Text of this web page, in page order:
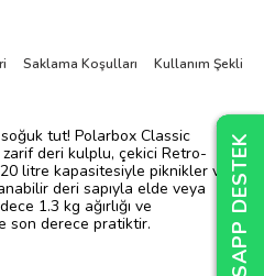
Saklama Koşulları Kullanım Şekli
tut! Polarbox Classic
deri kulplu, çekici Retro-
litre kapasitesiyle piknikler ve
deri sapıyla elde veya
1.3 kg ağırlığı ve
son derece pratiktir.